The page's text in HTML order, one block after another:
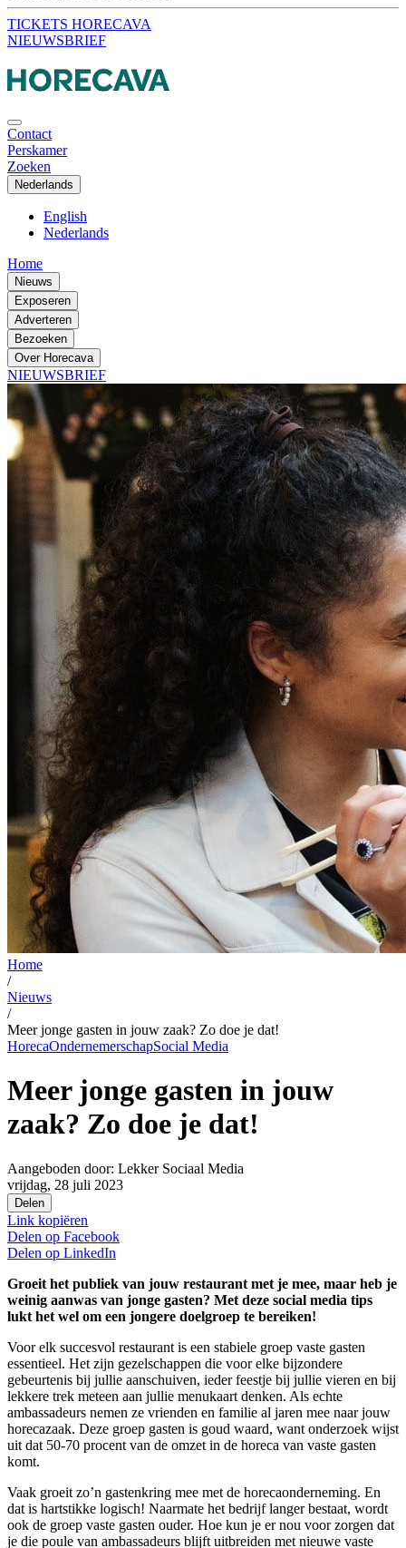
TICKETS HORECAVA
NIEUWSBRIEF
Contact
Perskamer
Zoeken
Nederlands
English
Nederlands
Home
Nieuws
Exposeren
Adverteren
Bezoeken
Over Horecava
NIEUWSBRIEF
Home
/
Nieuws
/
Meer jonge gasten in jouw zaak? Zo doe je dat!
HorecaOndernemerschapSocial Media
Meer jonge gasten in jouw
zaak? Zo doe je dat!
Aangeboden door: Lekker Sociaal Media
vrijdag, 28 juli 2023
Delen
Link kopiëren
Delen op Facebook
Delen op LinkedIn
Groeit het publiek van jouw restaurant met je mee, maar heb je
weinig aanwas van jonge gasten? Met deze social media tips
lukt het wel om een jongere doelgroep te bereiken!
Voor elk succesvol restaurant is een stabiele groep vaste gasten
essentieel. Het zijn gezelschappen die voor elke bijzondere
gebeurtenis bij jullie aanschuiven, ieder feestje bij jullie vieren en bij
lekkere trek meteen aan jullie menukaart denken. Als echte
ambassadeurs nemen ze vrienden en familie al jaren mee naar jouw
horecazaak. Deze groep gasten is goud waard, want onderzoek wijst
uit dat 50-70 procent van de omzet in de horeca van vaste gasten
komt.
Vaak groeit zo’n gastenkring mee met de horecaonderneming. En
dat is hartstikke logisch! Naarmate het bedrijf langer bestaat, wordt
ook de groep vaste gasten ouder. Hoe kun je er nou voor zorgen dat
je die poule van ambassadeurs blijft uitbreiden met nieuwe vaste